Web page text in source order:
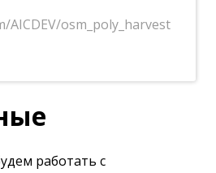
osm_poly_harvest
работать с